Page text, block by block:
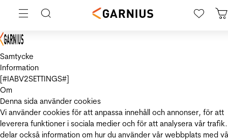
Samtycke
Information
[#IABV2SETTINGS#]
Om
Denna sida använder cookies
Vi använder cookies för att anpassa innehåll och annonser, för att
leverera funktioner i sociala medier och för att analysera vår
delar också information om hur du använder vår webbplats med